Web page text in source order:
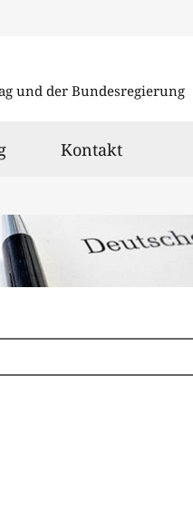
und der Bundesregierung
Kontakt